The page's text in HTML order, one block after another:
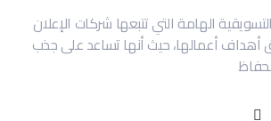
التسويقية الهامة التي تتبعها شركات الإعلان
أعمالها، حيث أنها تساعد على جذب